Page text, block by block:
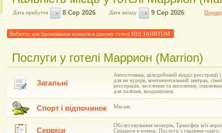
Дата прибуття Дата виїзду
Вибачте, але бронювання номерів в даному готелі ПІД ЗАПИТОМ.
Послуги у готелі Маррион (Marrion)
Загальні
Автостоянка, цілодобовий відділ
для не курців, континентальний завтрак,
реєстрація, заселення та виселення,
для паління, кондиціонер.
Спорт і відпочинок Масаж.
Сервіси
Обслуговування номерів, Трансфер в/із
Сніданок в номер, Послуги з гладіння